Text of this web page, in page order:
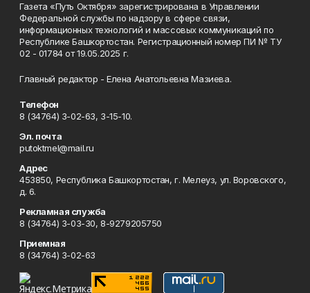
Газета «Путь Октября» зарегистрирована в Управлении
Федеральной службы по надзору в сфере связи,
информационных технологий и массовых коммуникаций по
Республике Башкортостан. Регистрационный номер ПИ № ТУ
02 - 01784 от 19.05.2025 г.
Главный редактор - Елена Анатольевна Мазиева.
Телефон
8 (34764) 3-02-63, 3-15-10.
Эл. почта
putoktmel@mail.ru
Адрес
453850, Республика Башкортостан, г. Мелеуз, ул. Воровского,
д. 6.
Рекламная служба
8 (34764) 3-03-30, 8-9279205750
Приемная
8 (34764) 3-02-63